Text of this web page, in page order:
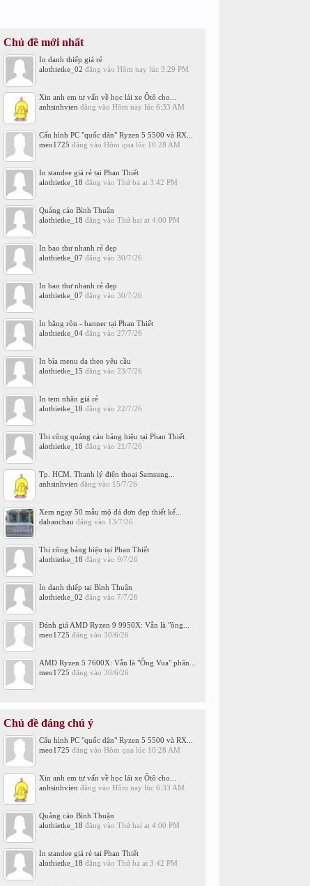
Chủ đề mới nhất
In danh thiếp giá rẻ
alothietke_02 đăng vào Hôm nay lúc 3:29 PM
Xin anh em tư vấn về học lái xe Ôtô cho...
anhsinhvien đăng vào Hôm nay lúc 6:33 AM
Cấu hình PC "quốc dân" Ryzen 5 5500 và RX...
meo1725 đăng vào Hôm qua lúc 10:28 AM
In standee giá rẻ tại Phan Thiết
alothietke_18 đăng vào Thứ ba at 3:42 PM
Quảng cáo Bình Thuận
alothietke_18 đăng vào Thứ hai at 4:00 PM
In bao thư nhanh rẻ đẹp
alothietke_07 đăng vào 30/7/26
In bao thư nhanh rẻ đẹp
alothietke_07 đăng vào 30/7/26
In băng rôn - banner tại Phan Thiết
alothietke_04đăng vào 27/7/26
In bìa menu da theo yêu cầu
alothietke_15 đăng vào 23/7/26
In tem nhãn giá rẻ
alothietke_18 đăng vào 22/7/26
Thi công quảng cáo bảng hiệu tại Phan Thiết
alothietke_18 đăng vào 21/7/26
Tp. HCM. Thanh lý điện thoại Samsung...
anhsinhvien đăng vào 15/7/26
Xem ngay 50 mẫu mộ đá đơn đẹp thiết kế...
dabaochau đăng vào 13/7/26
Thi công bảng hiệu tại Phan Thiết
alothietke_18 đăng vào 9/7/26
In danh thiếp tại Bình Thuận
alothietke_02 đăng vào 7/7/26
Đánh giá AMD Ryzen 9 9950X: Vẫn là "ông...
meo1725 đăng vào 30/6/26
AMD Ryzen 5 7600X: Vẫn là "Ông Vua" phân...
meo1725 đăng vào 30/6/26
Chủ đề đáng chú ý
Cấu hình PC "quốc dân" Ryzen 5 5500 và RX...
meo1725 đăng vào Hôm qua lúc 10:28 AM
Xin anh em tư vấn về học lái xe Ôtô cho...
anhsinhvien đăng vào Hôm nay lúc 6:33 AM
Quảng cáo Bình Thuận
alothietke_18 đăng vào Thứ hai at 4:00 PM
In standee giá rẻ tại Phan Thiết
alothietke_18 đăng vào Thứ ba at 3:42 PM